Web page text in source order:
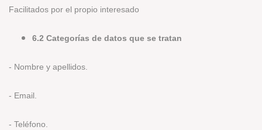
Facilitados por el propio interesado
6.2 Categorías de datos que se tratan
- Nombre y apellidos.
- Email.
- Teléfono.